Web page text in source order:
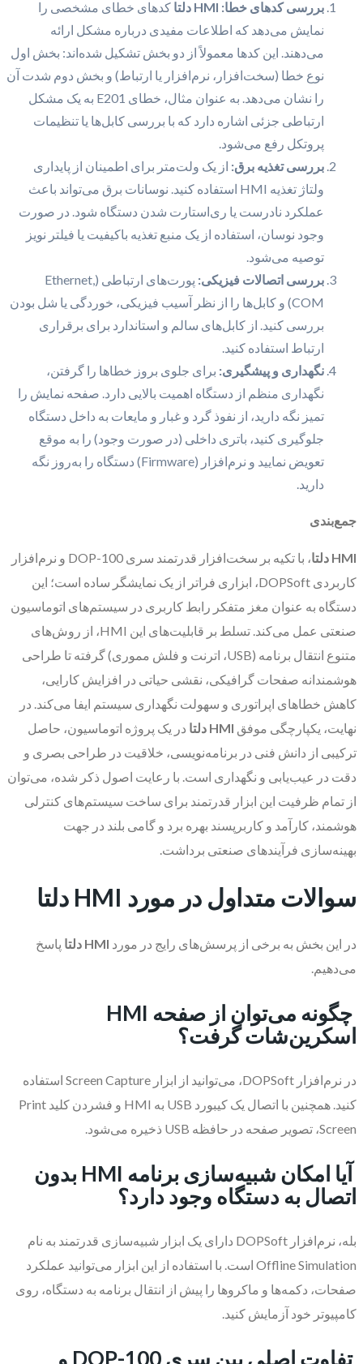
بررسی کدهای خطا: HMI دلتا
کدهای خطای مشخصی را
نمایش می‌دهد که اطلاعات مفیدی درباره مشکل ارائه
می‌دهند. این کدها معمولاً از دو بخش تشکیل شده‌اند: بخش اول
نوع خطا (سخت‌افزار، نرم‌افزار یا ارتباط) و بخش دوم شدت آن
را نشان می‌دهد. به عنوان مثال، خطای E201 به یک مشکل
ارتباطی جزئی اشاره دارد که با بررسی کابل‌ها یا تنظیمات
پروتکل رفع می‌شود.
بررسی تغذیه برق: از یک ولت‌متر برای اطمینان از پایداری
ولتاژ تغذیه HMI استفاده کنید. نوسانات برق می‌تواند باعث
عملکرد نادرست یا ری‌استارت شدن دستگاه شود. در صورت
وجود نوسان، استفاده از یک منبع تغذیه باکیفیت یا فیلتر نویز
توصیه می‌شود.
بررسی اتصالات فیزیکی:
پورت‌های ارتباطی (Ethernet,
COM) و کابل‌ها را از نظر آسیب فیزیکی، خوردگی یا شل بودن
بررسی کنید. از کابل‌های سالم و استاندارد برای برقراری
ارتباط استفاده کنید.
نگهداری و پیشگیری: برای جلوی بروز خطاها را گرفتن،
نگهداری منظم از دستگاه اهمیت بالایی دارد. صفحه نمایش را
تمیز نگه دارید، از نفوذ گرد و غبار و مایعات به داخل دستگاه
جلوگیری کنید، باتری داخلی (در صورت وجود) را به موقع
تعویض نمایید و نرم‌افزار (Firmware) دستگاه را به‌روز نگه
دارید.
جمع‌بندی
HMI دلتا
، با تکیه بر سخت‌افزار قدرتمند سری DOP-100 و نرم‌افزار
کاربردی DOPSoft، ابزاری فراتر از یک نمایشگر ساده است؛ این
دستگاه به عنوان مغز متفکر رابط کاربری در سیستم‌های اتوماسیون
صنعتی عمل می‌کند. تسلط بر قابلیت‌های این HMI، از روش‌های
متنوع انتقال برنامه (USB، اترنت و فلش مموری) گرفته تا طراحی
هوشمندانه صفحات گرافیکی، نقشی حیاتی در افزایش کارایی،
کاهش خطاهای اپراتوری و سهولت نگهداری سیستم ایفا می‌کند. در
نهایت، یکپارچگی موفق HMI دلتا
در یک پروژه اتوماسیون، حاصل
ترکیبی از دانش فنی در برنامه‌نویسی، خلاقیت در طراحی بصری و
دقت در عیب‌یابی و نگهداری است. با رعایت اصول ذکر شده، می‌توان
از تمام ظرفیت این ابزار قدرتمند برای ساخت سیستم‌های کنترلی
هوشمند، کارآمد و کاربرپسند بهره برد و گامی بلند در جهت
بهینه‌سازی فرآیندهای صنعتی برداشت.
سوالات متداول در مورد HMI دلتا
در این بخش به برخی از پرسش‌های رایج در مورد HMI دلتا
پاسخ
می‌دهیم.
چگونه می‌توان از صفحه HMI
اسکرین‌شات گرفت؟
در نرم‌افزار DOPSoft، می‌توانید از ابزار Screen Capture استفاده
کنید. همچنین با اتصال یک کیبورد USB به HMI و فشردن کلید Print
Screen، تصویر صفحه در حافظه USB ذخیره می‌شود.
آیا امکان شبیه‌سازی برنامه HMI بدون
اتصال به دستگاه وجود دارد؟
بله، نرم‌افزار DOPSoft دارای یک ابزار شبیه‌سازی قدرتمند به نام
Offline Simulation است. با استفاده از این ابزار می‌توانید عملکرد
صفحات، دکمه‌ها و ماکروها را پیش از انتقال برنامه به دستگاه، روی
کامپیوتر خود آزمایش کنید.
تفاوت اصلی بین سری DOP-100 و